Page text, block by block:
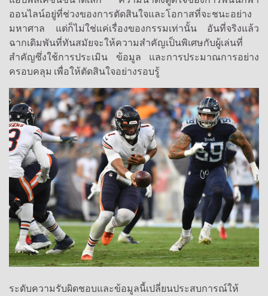
ออนไลน์อยู่ที่ช่วงของการตัดสินใจและโอกาสที่จะชนะอย่าง
มหาศาล แต่ก็ไม่ใช่แค่เรื่องของกรรมเท่านั้น อันที่จริงแล้ว
ฉากเดิมพันที่ทันสมัยจะให้ความสำคัญเป็นพิเศษกับผู้เล่นที่
สำคัญซึ่งใช้การประเมิน ข้อมูล และการประมาณการอย่าง
ครอบคลุม เพื่อให้ตัดสินใจอย่างรอบรู้
ระดับความรับผิดชอบและข้อมูลนี้เปลี่ยนประสบการณ์ให้